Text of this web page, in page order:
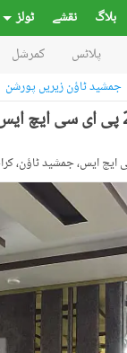
بلاگ نقشے ٹولز
پلاٹس کمرشل
جمشید ٹاؤن زیریں پورشن